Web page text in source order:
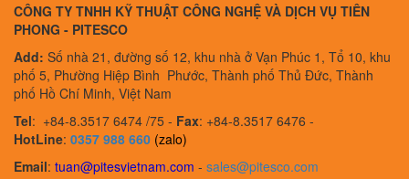
CÔNG TY TNHH KỸ THUẬT CÔNG NGHỆ VÀ DỊCH VỤ TIÊN
PHONG - PITESCO
Add: Số nhà 21, đường số 12, khu nhà ở Vạn Phúc 1, Tổ 10, khu
phố 5, Phường Hiệp Bình Phước, Thành phố Thủ Đức, Thành
phố Hồ Chí Minh, Việt Nam
Tel: +84-8.3517 6474 /75 - Fax: +84-8.3517 6476 -
HotLine: 0357 988 660 (zalo)
Email: tuan@pitesvietnam.com - sales@pitesco.com